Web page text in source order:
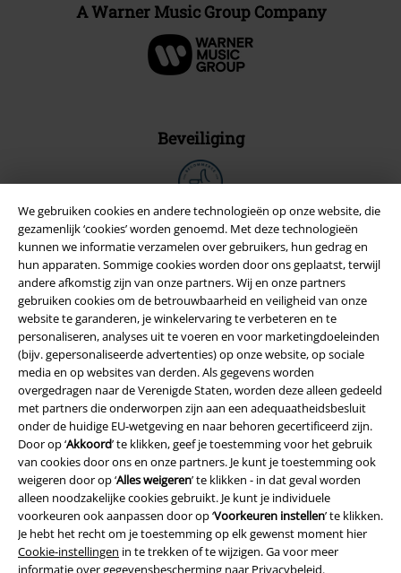
We gebruiken cookies en andere technologieën op onze website, die
gezamenlijk ‘cookies’ worden genoemd. Met deze technologieën
kunnen we informatie verzamelen over gebruikers, hun gedrag en
hun apparaten. Sommige cookies worden door ons geplaatst, terwijl
andere afkomstig zijn van onze partners. Wij en onze partners
gebruiken cookies om de betrouwbaarheid en veiligheid van onze
website te garanderen, je winkelervaring te verbeteren en te
personaliseren, analyses uit te voeren en voor marketingdoeleinden
(bijv. gepersonaliseerde advertenties) op onze website, op sociale
media en op websites van derden. Als gegevens worden
overgedragen naar de Verenigde Staten, worden deze alleen gedeeld
met partners die onderworpen zijn aan een adequaatheidsbesluit
onder de huidige EU-wetgeving en naar behoren gecertificeerd zijn.
Door op ‘Akkoord’ te klikken, geef je toestemming voor het gebruik
van cookies door ons en onze partners. Je kunt je toestemming ook
weigeren door op ‘Alles weigeren’ te klikken - in dat geval worden
alleen noodzakelijke cookies gebruikt. Je kunt je individuele
voorkeuren ook aanpassen door op ‘Voorkeuren instellen’ te klikken.
Je hebt het recht om je toestemming op elk gewenst moment hier
Cookie-instellingen in te trekken of te wijzigen. Ga voor meer
informatie over gegevensbescherming naar Privacybeleid.
A Warner Music Group Company
Beveiliging
Legal
Algemene Voorwaarden
Bedrijfsgegevens
Privacyverklaring
Verklaring van conformiteit